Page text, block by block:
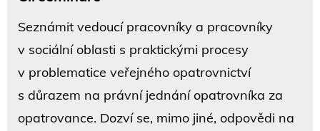
Seznámit vedoucí pracovníky a pracovníky
v sociální oblasti s praktickými procesy
v problematice veřejného opatrovnictví
s důrazem na právní jednání opatrovníka za
opatrovance. Dozví se, mimo jiné, odpovědi na